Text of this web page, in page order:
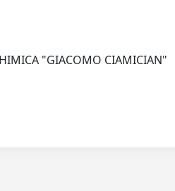
"GIACOMO CIAMICIAN"